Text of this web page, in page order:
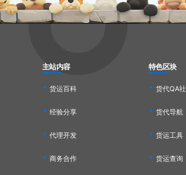
主站内容
货运百科
经验分享
代理开发
商务合作
特色区块
货代QA社
货代导航
货运工具
货运查询